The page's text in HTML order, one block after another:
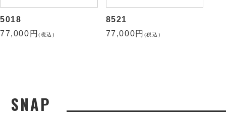
5018
77,000円(税込)
8521
77,000円 (税込)
SNAP